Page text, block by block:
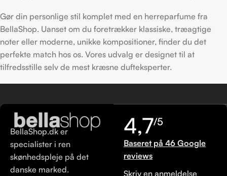
Gør din personlige stil komplet med en herreparfume fra
BellaShop. Uanset om du foretrækker klassiske, træagtige
noter eller moderne, unikke kompositioner, finder du det
perfekte match hos os. Vores udvalg er designet til at
tilfredsstille selv de mest kræsne dufteksperter.
BellaShop.dk er
specialister i ren
skønhedspleje på det
danske marked.
4,7/5
Baseret på 46 Google
reviews
Skriv en anmeldelse